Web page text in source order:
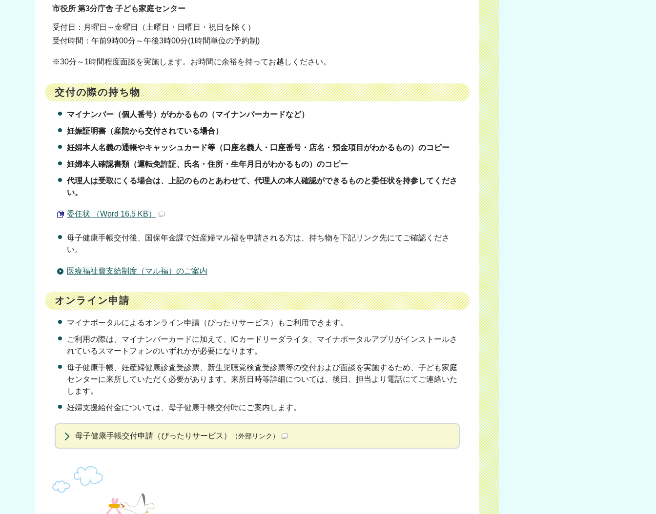
市役所 第3分庁舎 子ども家庭センター
受付日：月曜日～金曜日（土曜日・日曜日・祝日を除く）
受付時間：午前9時00分～午後3時00分(1時間単位の予約制)
※30分～1時間程度面談を実施します。お時間に余裕を持ってお越しください。
交付の際の持ち物
マイナンバー（個人番号）がわかるもの（マイナンバーカードなど）
妊娠証明書（産院から交付されている場合）
妊婦本人名義の通帳やキャッシュカード等（口座名義人・口座番号・店名・預金項目がわかるもの）のコピー
妊婦本人確認書類（運転免許証、氏名・住所・生年月日がわかるもの）のコピー
代理人は受取にくる場合は、上記のものとあわせて、代理人の本人確認ができるものと委任状を持参してくださ
い。
委任状 （Word 16.5 KB）
母子健康手帳交付後、国保年金課で妊産婦マル福を申請される方は、持ち物を下記リンク先にてご確認くださ
い。
医療福祉費支給制度（マル福）のご案内
オンライン申請
マイナポータルによるオンライン申請（ぴったりサービス）もご利用できます。
ご利用の際は、マイナンバーカードに加えて、ICカードリーダライタ、マイナポータルアプリがインストールさ
れているスマートフォンのいずれかが必要になります。
母子健康手帳、妊産婦健康診査受診票、新生児聴覚検査受診票等の交付および面談を実施するため、子ども家庭
センターに来所していただく必要があります。来所日時等詳細については、後日、担当より電話にてご連絡いた
します。
妊婦支援給付金については、母子健康手帳交付時にご案内します。
母子健康手帳交付申請（ぴったりサービス） （外部リンク）